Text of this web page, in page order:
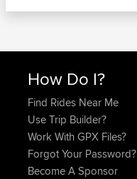
How Do I?
Find Rides Near Me
Use Trip Builder?
Work With GPX Files?
Forgot Your Password?
Become A Sponsor